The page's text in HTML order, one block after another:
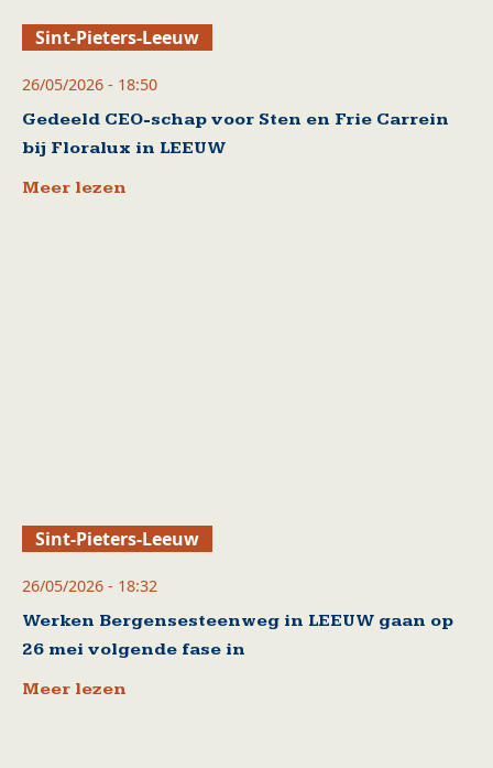
Sint-Pieters-Leeuw
26/05/2026 - 18:50
Gedeeld CEO-schap voor Sten en Frie Carrein
bij Floralux in LEEUW
Meer lezen
Sint-Pieters-Leeuw
26/05/2026 - 18:32
Werken Bergensesteenweg in LEEUW gaan op
26 mei volgende fase in
Meer lezen